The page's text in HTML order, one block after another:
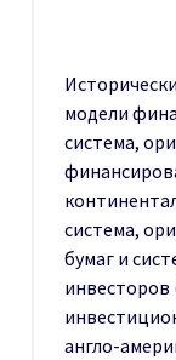
модели
система,
система,
бумаг и
инвесторов
англо-